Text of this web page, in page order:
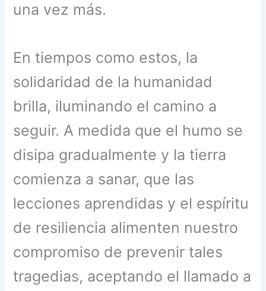
una vez más.
En tiempos como estos, la
solidaridad de la humanidad
brilla, iluminando el camino a
seguir. A medida que el humo se
disipa gradualmente y la tierra
comienza a sanar, que las
lecciones aprendidas y el espíritu
de resiliencia alimenten nuestro
compromiso de prevenir tales
tragedias, aceptando el llamado a